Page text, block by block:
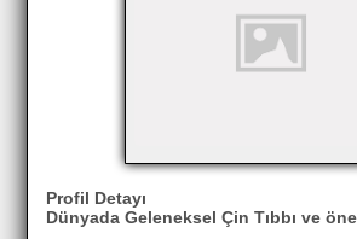
Profil Detayı
Dünyada Geleneksel Çin Tıbbı ve